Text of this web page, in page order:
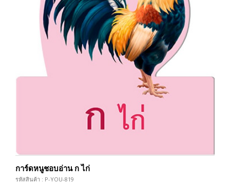
การ์ดหนูชอบอ่าน ก ไก่
รหัสสินค้า : P-YOU-819